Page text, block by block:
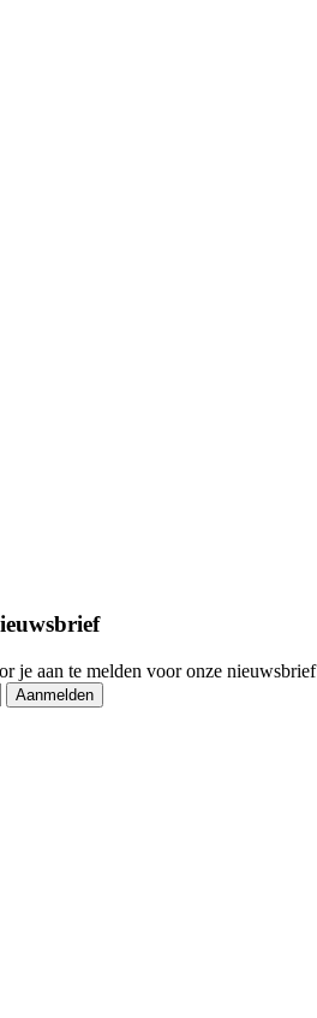
je aan te melden voor onze nieuwsbrief
Aanmelden